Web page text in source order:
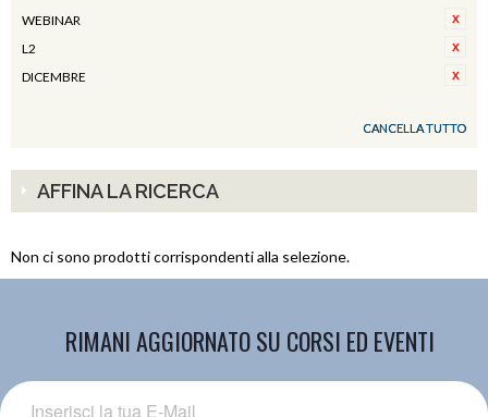
WEBINAR
L2
DICEMBRE
CANCELLA TUTTO
AFFINA LA RICERCA
Non ci sono prodotti corrispondenti alla selezione.
RIMANI AGGIORNATO SU CORSI ED EVENTI